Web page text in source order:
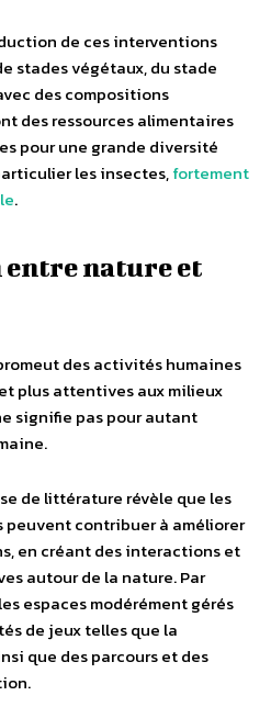
de ces interventions
stades végétaux, du stade
des compositions
des ressources alimentaires
pour une grande diversité
les insectes,fortement
.
entre nature et
des activités humaines
plus attentives aux milieux
signifie pas pour autant
de littérature révèle que les
peuvent contribuer à améliorer
en créant des interactions et
autour de la nature. Par
espaces modérément gérés
de jeux telles que la
que des parcours et des